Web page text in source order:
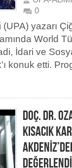
0
yazarı
World
İdari ve
konuk etti.
DOÇ. DR.
KISACIK